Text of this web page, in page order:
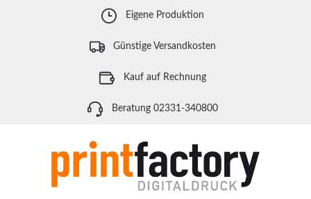
Zum Hauptinhalt springen Eigene Produktion
Günstige Versandkosten
Kauf auf Rechnung
Beratung 02331-340800